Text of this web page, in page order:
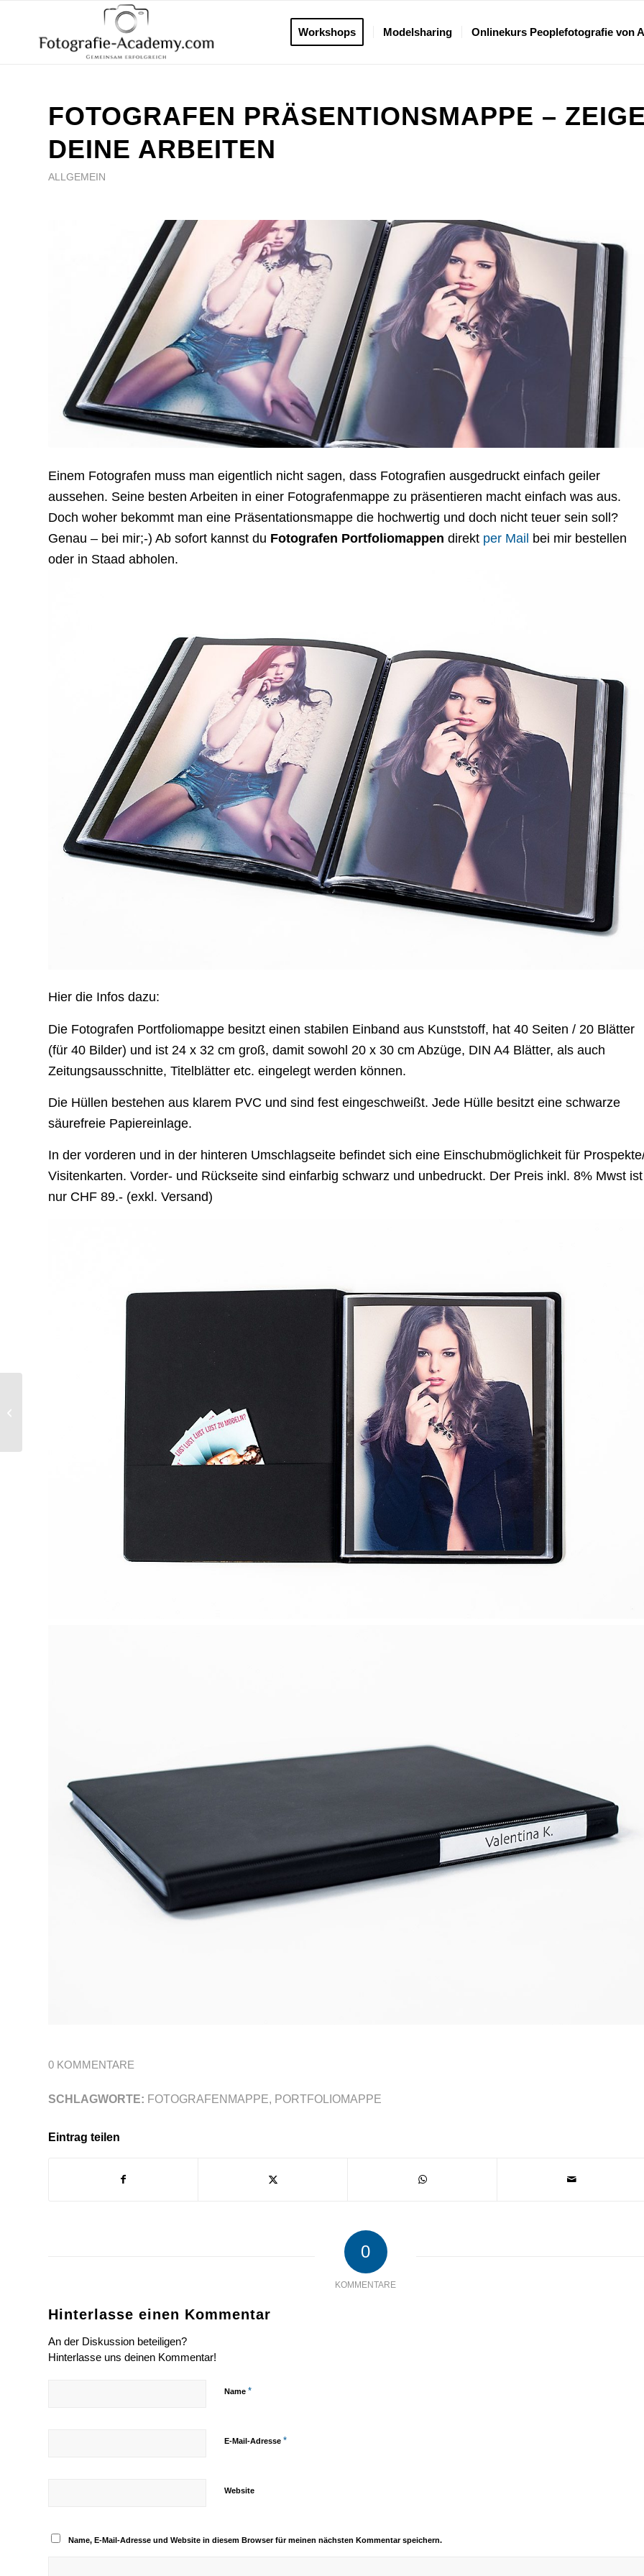
Workshops Modelsharing Onlinekurs Peoplefotografie von
FOTOGRAFEN PRÄSENTIONSMAPPE –
DEINE ARBEITEN
ALLGEMEIN
Einem Fotografen muss man eigentlich nicht sagen, dass Fotografien ausgedruckt einfach geiler
aussehen. Seine besten Arbeiten in einer Fotografenmappe zu präsentieren macht einfach was aus.
Doch woher bekommt man eine Präsentationsmappe die hochwertig und doch nicht teuer sein soll?
Genau – bei mir;-) Ab sofort kannst du Fotografen Portfoliomappen direkt per Mail bei mir bestellen
oder in Staad abholen.
Hier die Infos dazu:
Die Fotografen Portfoliomappe besitzt einen stabilen Einband aus Kunststoff, hat 40 Seiten / 20 Blätter
(für 40 Bilder) und ist 24 x 32 cm groß, damit sowohl 20 x 30 cm Abzüge, DIN A4 Blätter, als auch
Zeitungsausschnitte, Titelblätter etc. eingelegt werden können.
Die Hüllen bestehen aus klarem PVC und sind fest eingeschweißt. Jede Hülle besitzt eine schwarze
säurefreie Papiereinlage.
In der vorderen und in der hinteren Umschlagseite befindet sich eine Einschubmöglichkeit für
Visitenkarten. Vorder- und Rückseite sind einfarbig schwarz und unbedruckt. Der Preis inkl. 8% Mwst ist
nur CHF 89.- (exkl. Versand)
0 KOMMENTARE
SCHLAGWORTE: FOTOGRAFENMAPPE, PORTFOLIOMAPPE
Eintrag teilen
0
KOMMENTARE
Hinterlasse einen Kommentar
An der Diskussion beteiligen?
Hinterlasse uns deinen Kommentar!
Name *
E-Mail-Adresse *
Website
Name, E-Mail-Adresse und Website in diesem Browser für meinen nächsten Kommentar speichern.